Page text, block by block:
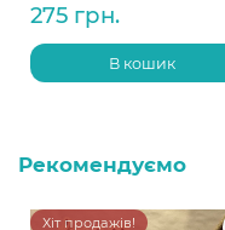
275 грн.
В кошик
Рекомендуємо
Хіт продажів!